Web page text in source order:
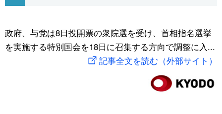
文化
動画/Live
スポーツ・東京2020
政府、与党は8日投開票の衆院選を受け、首相指名選挙
を実施する特別国会を18日に召集する方向で調整に入...
記事全文を読む（外部サイト）